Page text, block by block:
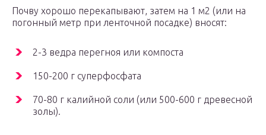
Почву хорошо перекапывают, затем на 1 м2 (или на
погонный метр при ленточной посадке) вносят:
2-3 ведра перегноя или компоста
150-200 г суперфосфата
70-80 г калийной соли (или 500-600 г древесной
золы).